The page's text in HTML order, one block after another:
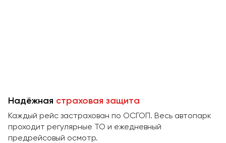
Надёжная страховая защита
Каждый рейс застрахован по ОСГОП. Весь автопарк
проходит регулярные ТО и ежедневный
предрейсовый осмотр.